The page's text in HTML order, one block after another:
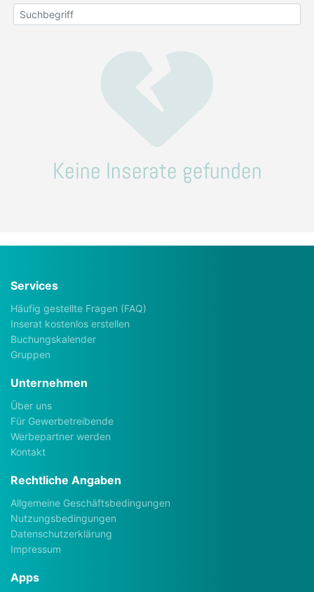
Keine Inserate gefunden
Services
Häufig gestellte Fragen (FAQ)
Inserat kostenlos erstellen
Buchungskalender
Gruppen
Unternehmen
Über uns
Für Gewerbetreibende
Werbepartner werden
Kontakt
Rechtliche Angaben
Allgemeine Geschäftsbedingungen
Nutzungsbedingungen
Datenschutzerklärung
Impressum
Apps